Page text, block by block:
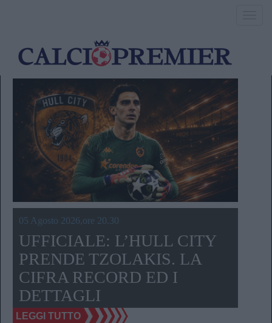
05 Agosto 2026,ore 20.30
UFFICIALE: L’HULL CITY
PRENDE TZOLAKIS. LA
CIFRA RECORD ED I
DETTAGLI
LEGGI TUTTO